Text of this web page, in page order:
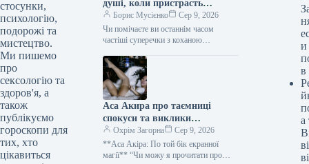
стосунки,
психологію,
подорожі та
мистецтво.
Ми пишемо
про
сексологію та
здоров'я, а
також
публікуємо
гороскопи для
тих, хто
цікавиться
душі, коли пристрасть
вщухає, але зв’язок міцнішає
Борис Мусієнко
Сер 9, 2026
Чи помічаєте ви останнім часом
частіші суперечки з коханою
вирішити непорозуміння призводили
до ще більших конфліктів,…
Аса Акира про таємниці
спокуси та виклики
мистецтва насолоди
Охрім Загорна
Сер 9, 2026
**Аса Акіра: По той бік екранної
магії** “Чи можу я прочитати про
и
в
а